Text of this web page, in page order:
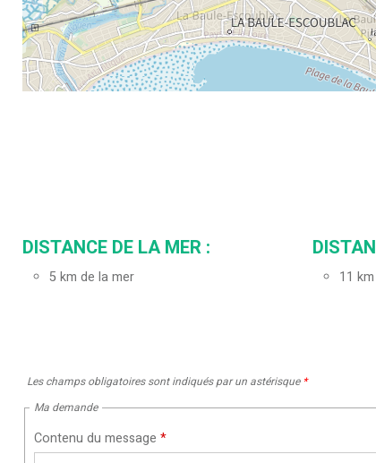
DISTANCE DE LA MER :
5km de la mer 11
Les champs obligatoires sont indiqués par un astérisque *
Ma demande
Contenu du message *